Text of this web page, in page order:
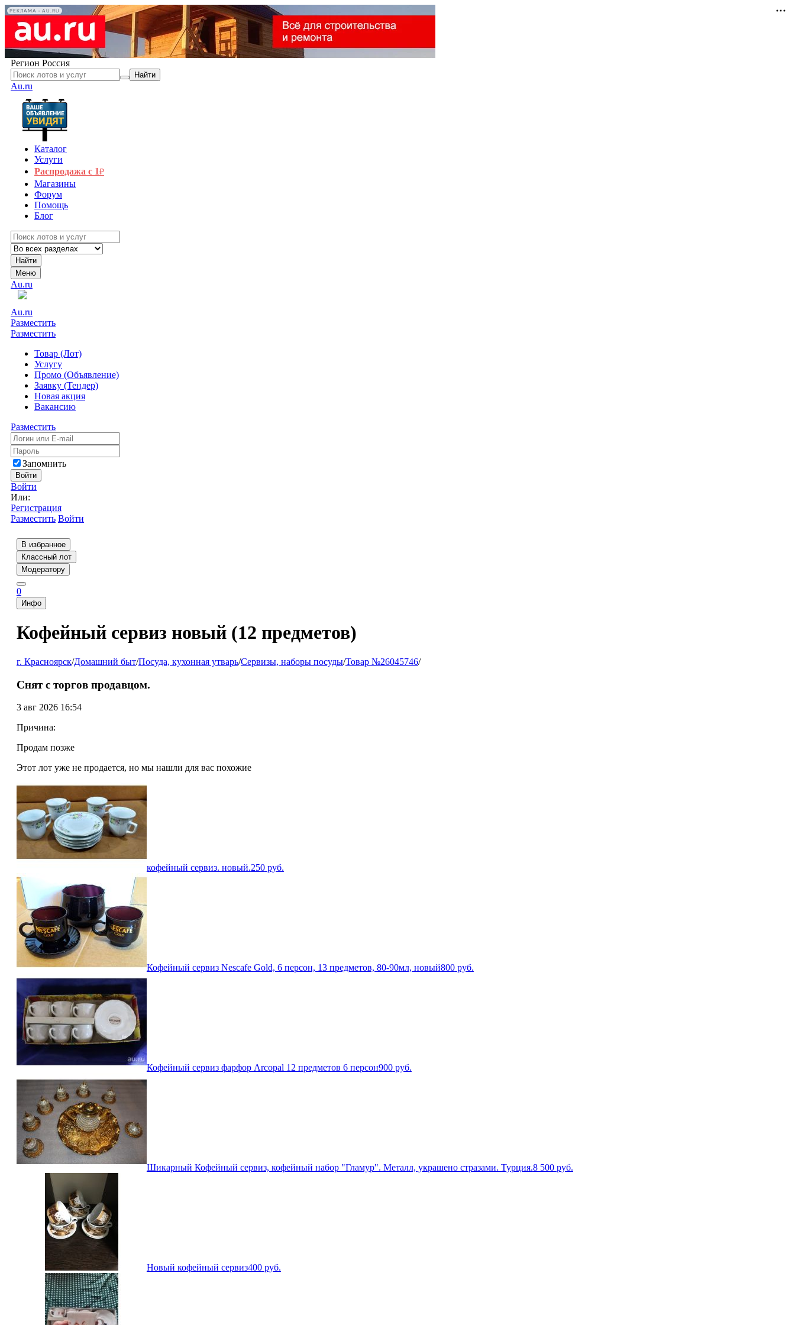
РЕКЛАМА • AU.RU
Регион Россия
Найти
Au.ru
Каталог
Услуги
Распродажа с 1₽
Магазины
Форум
Помощь
Блог
Найти
Меню
Au.ru
Au.ru
Разместить
Разместить
Товар (Лот)
Услугу
Промо (Объявление)
Заявку (Тендер)
Новая акция
Вакансию
Разместить
Запомнить
Войти
Войти
Или:
Регистрация
Разместить Войти
В избранное
Классный лот
Модератору
0
Инфо
Кофейный сервиз новый (12 предметов)
г. Красноярск/Домашний быт/Посуда, кухонная утварь/Сервизы, наборы посуды/Товар №26045746/
Снят с торгов продавцом.
3 авг 2026 16:54
Причина:
Продам позже
Этот лот уже не продается, но мы нашли для вас похожие
кофейный сервиз. новый.250 руб.
Кофейный сервиз Nescafe Gold, 6 персон, 13 предметов, 80-90мл, новый800 руб.
Кофейный сервиз фарфор Arcopal 12 предметов 6 персон900 руб.
Шикарный Кофейный сервиз, кофейный набор "Гламур". Металл, украшено стразами. Турция.8 500 руб.
Новый кофейный сервиз400 руб.